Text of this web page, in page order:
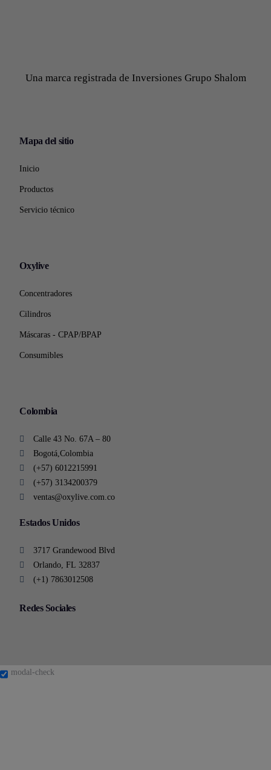
Una marca registrada de Inversiones Grupo Shalom
Mapa del sitio
Inicio
Productos
Servicio técnico
Oxylive
Concentradores
Cilindros
Máscaras - CPAP/BPAP
Consumibles
Colombia
Calle 43 No. 67A – 80
Bogotá,Colombia
(+57) 6012215991
(+57) 3134200379
ventas@oxylive.com.co
Estados Unidos
3717 Grandewood Blvd
Orlando, FL 32837
(+1) 7863012508
Redes Sociales
modal-check